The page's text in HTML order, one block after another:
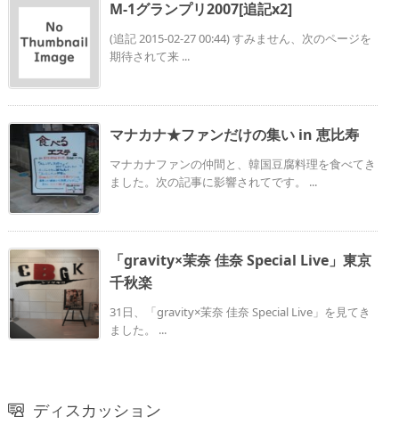
M-1グランプリ2007[追記x2]
(追記 2015-02-27 00:44) すみません、次のページを
期待されて来 ...
マナカナ★ファンだけの集い in 恵比寿
マナカナファンの仲間と、韓国豆腐料理を食べてき
ました。次の記事に影響されてです。 ...
「gravity×茉奈 佳奈 Special Live」東京
千秋楽
31日、「gravity×茉奈 佳奈 Special Live」を見てき
ました。 ...
ディスカッション